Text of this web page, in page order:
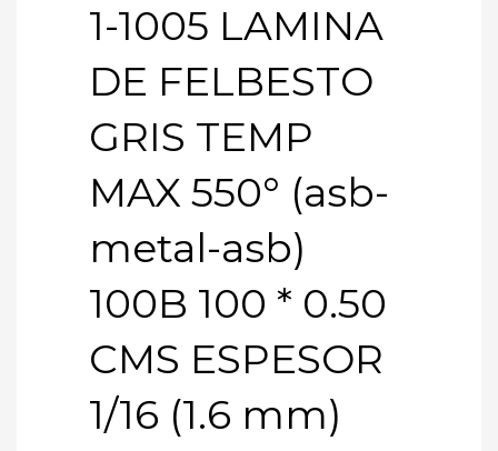
1-1005 LAMINA
DE FELBESTO
GRIS TEMP
MAX 550° (asb-
metal-asb)
100B 100 * 0.50
CMS ESPESOR
1/16 (1.6 mm)